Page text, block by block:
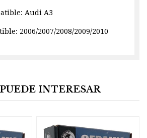
Audi A3
2006/2007/2008/2009/2010
INTERESAR